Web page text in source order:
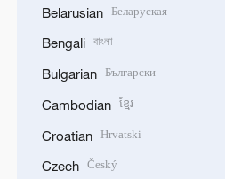
Belarusian Беларуская
Bengali বাংলা
Bulgarian Български
Cambodian ខ្មែរ
Croatian Hrvatski
Czech Český